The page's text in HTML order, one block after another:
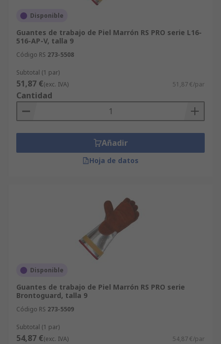
Disponible
Guantes de trabajo de Piel Marrón RS PRO serie L16-
516-AP-V, talla 9
Código RS 273-5508
Subtotal (1 par)
51,87 €(exc. IVA) 51,87 €/par
Cantidad
Añadir
Hoja de datos
Disponible
Guantes de trabajo de Piel Marrón RS PRO serie
Brontoguard, talla 9
Código RS 273-5509
Subtotal (1 par)
54,87 €(exc. IVA) 54,87 €/par